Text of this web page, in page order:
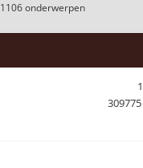
1106 onderwerpen
309775